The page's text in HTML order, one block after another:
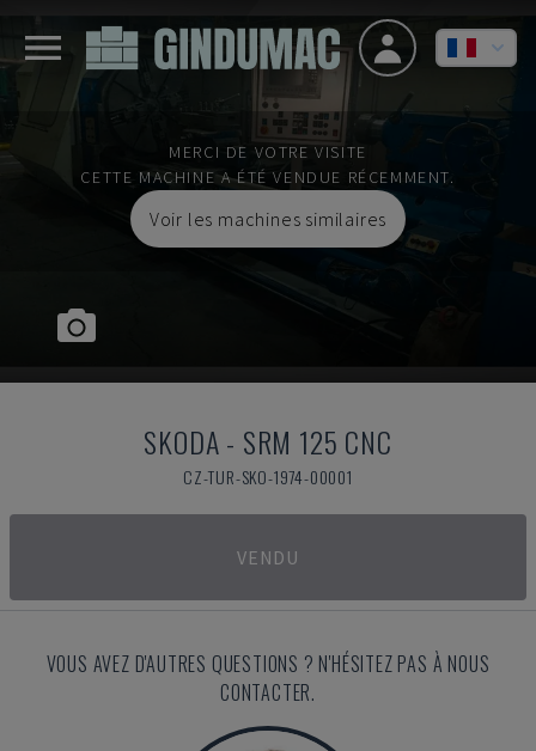
MERCI DE VOTRE VISITE
CETTE MACHINE A ÉTÉ VENDUE RÉCEMMENT.
Voir les machines similaires
SKODA- SRM 125 CNC
CZ-TUR-SKO-1974-00001
VENDU
VOUS AVEZ D'AUTRES QUESTIONS ? N'HÉSITEZ PAS À NOUS
CONTACTER.